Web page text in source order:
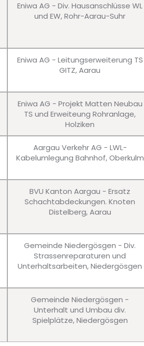
Eniwa AG - Div. Hausanschlüsse WL
und EW, Rohr-Aarau-Suhr
Eniwa AG - Leitungserweiterung TS
GITZ, Aarau
Eniwa AG - Projekt Matten Neubau
TS und Erweiteung Rohranlage,
Holziken
Aargau Verkehr AG - LWL-
Kabelumlegung Bahnhof, Oberkulm
BVU Kanton Aargau - Ersatz
Schachtabdeckungen. Knoten
Distelberg, Aarau
Gemeinde Niedergösgen - Div.
Strassenreparaturen und
Unterhaltsarbeiten, Niedergösgen
Gemeinde Niedergösgen -
Unterhalt und Umbau div.
Spielplätze, Niedergösgen